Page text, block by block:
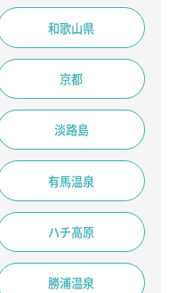
和歌山県
京都
淡路島
有馬温泉
ハチ高原
勝浦温泉